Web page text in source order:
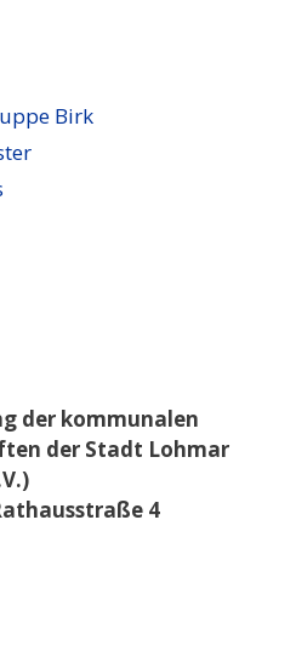
Birk
der kommunalen
der Stadt Lohmar
4